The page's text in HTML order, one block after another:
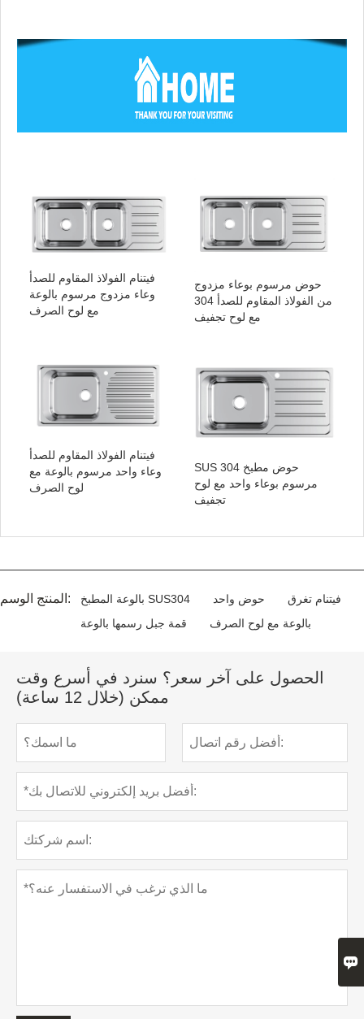
فيتنام الفولاذ المقاوم للصدأ
وعاء مزدوج مرسوم بالوعة
مع لوح الصرف
حوض مرسوم بوعاء مزدوج
من الفولاذ المقاوم للصدأ 304
مع لوح تجفيف
فيتنام الفولاذ المقاوم للصدأ
وعاء واحد مرسوم بالوعة مع
لوح الصرف
SUS 304 حوض مطبخ
مرسوم بوعاء واحد مع لوح
تجفيف
المنتج الوسم: بالوعة المطبخ SUS304 حوض واحد
فيتنام تغرق
قمة جبل رسمها بالوعة
بالوعة مع لوح الصرف
الحصول على آخر سعر؟ سنرد في أسرع وقت
ممكن (خلال 12 ساعة)
